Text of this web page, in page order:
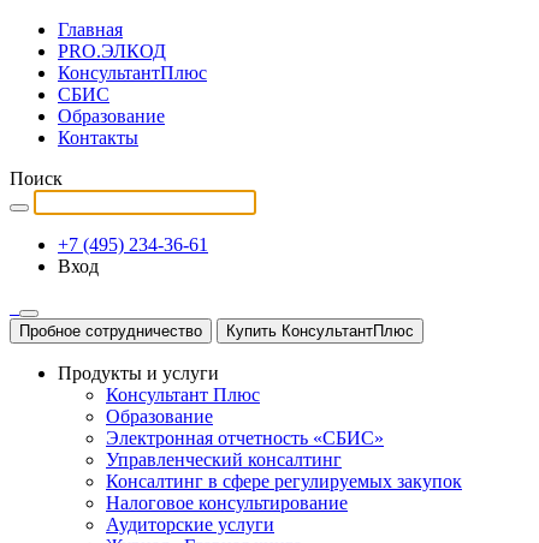
Главная
PRO.ЭЛКОД
КонсультантПлюс
СБИС
Образование
Контакты
Поиск
+7 (495) 234-36-61
Вход
Пробное сотрудничество Купить КонсультантПлюс
Продукты и услуги
Консультант Плюс
Образование
Электронная отчетность «СБИС»
Управленческий консалтинг
Консалтинг в сфере регулируемых закупок
Налоговое консультирование
Аудиторские услуги